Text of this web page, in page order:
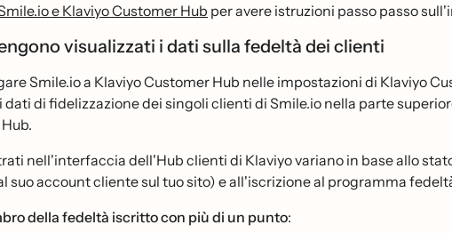
e Klaviyo Customer Hub per avere istruzioni passo passo
visualizzati i dati sulla fedeltà dei clienti
Smile.io a Klaviyo Customer Hub nelle impostazioni di Klaviyo
dati di fidelizzazione dei singoli clienti di Smile.io nella parte
nell'interfaccia dell'Hub clienti di Klaviyo variano in base allo
suo account cliente sul tuo sito) e all'iscrizione al programma
della fedeltà iscritto con più di un punto: